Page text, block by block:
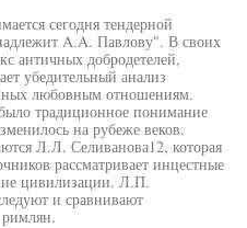
сегодня тендерной
A.A. Павлову". В своих
античных добродетелей,
убедительный анализ
любовным отношениям.
традиционное понимание
на рубеже веков.
Л.Л. Селиванова12, которая
рассматривает инцестные
цивилизации. Л.П.
и сравнивают